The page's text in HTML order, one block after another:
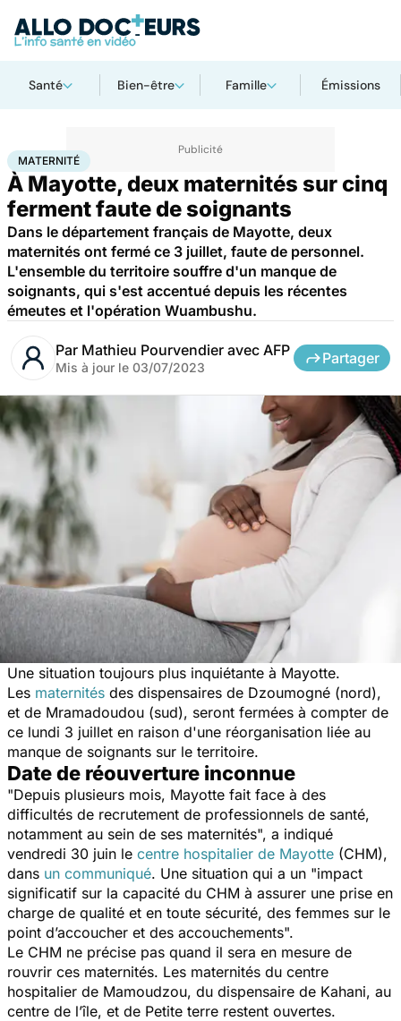
Santé Bien-être Famille Émissions
AccueilSanté Société Santé publiqueMaternité
MATERNITÉ
À Mayotte, deux maternités sur cinq
ferment faute de soignants
Dans le département français de Mayotte, deux
maternités ont fermé ce 3 juillet, faute de personnel.
L'ensemble du territoire souffre d'un manque de
soignants, qui s'est accentué depuis les récentes
émeutes et l'opération Wuambushu.
Par Mathieu Pourvendier avec AFP
Mis à jour le 03/07/2023
Partager
Une situation toujours plus inquiétante à Mayotte.
Les maternités des dispensaires de Dzoumogné (nord),
et de Mramadoudou (sud), seront fermées à compter de
ce lundi 3 juillet en raison d'une réorganisation liée au
manque de soignants sur le territoire.
Date de réouverture inconnue
"Depuis plusieurs mois, Mayotte fait face à des
difficultés de recrutement de professionnels de santé,
notamment au sein de ses maternités", a indiqué
vendredi 30 juin le centre hospitalier de Mayotte (CHM),
dans un communiqué. Une situation qui a un "impact
significatif sur la capacité du CHM à assurer une prise en
charge de qualité et en toute sécurité, des femmes sur le
point d’accoucher et des accouchements".
Le CHM ne précise pas quand il sera en mesure de
rouvrir ces maternités. Les maternités du centre
hospitalier de Mamoudzou, du dispensaire de Kahani, au
centre de l’île, et de Petite terre restent ouvertes.